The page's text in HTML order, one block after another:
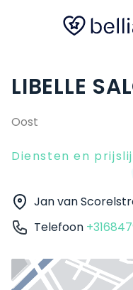
LIBELLE
Oost
Diensten en
Jan van
Telefoon